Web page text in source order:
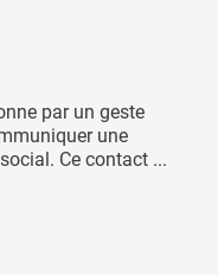
par un geste
une
Ce contact ...